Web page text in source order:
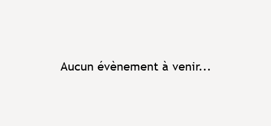
Aucun évènement à venir...